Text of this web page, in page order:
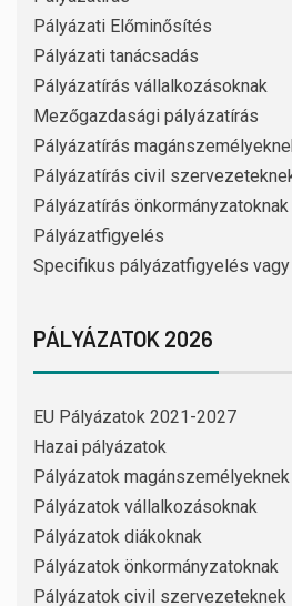
Pályázati Előminősítés
Pályázati tanácsadás
Pályázatírás vállalkozásoknak
Mezőgazdasági pályázatírás
Pályázatírás
Pályázatírás civil
Pályázatírás önkormányzatoknak
Pályázatfigyelés
Specifikus pályázatfigyelés
PÁLYÁZATOK 2026
EU Pályázatok 2021-2027
Hazai pályázatok
Pályázatok magánszemélyeknek
Pályázatok vállalkozásoknak
Pályázatok diákoknak
Pályázatok önkormányzatoknak
Pályázatok civil szervezeteknek